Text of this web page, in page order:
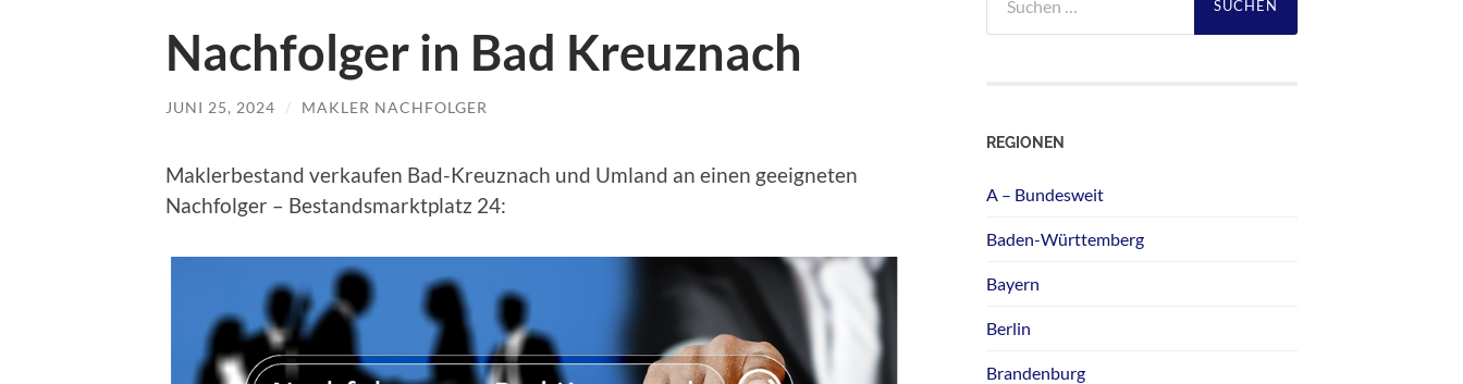
Nachfolger in Bad Kreuznach
JUNI 25, 2024 / MAKLER NACHFOLGER
Maklerbestand verkaufen Bad-Kreuznach und Umland an einen geeigneten
Nachfolger – Bestandsmarktplatz 24:
nach:
REGIONEN
A – Bundesweit
Baden-Württemberg
Bayern
Berlin
Brandenburg